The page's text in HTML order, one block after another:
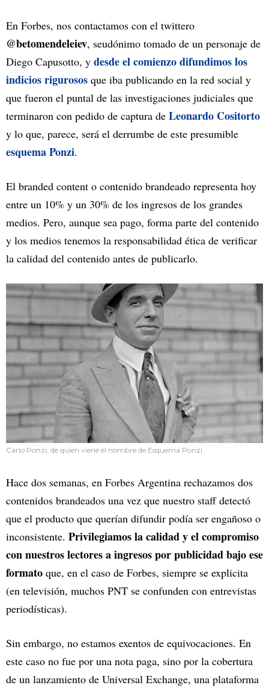
En Forbes, nos contactamos con el twittero
@betomendeleiev, seudónimo tomado de un personaje de
Diego Capusotto, y desde el comienzo difundimos los
indicios rigurosos que iba publicando en la red social y
que fueron el puntal de las investigaciones judiciales que
terminaron con pedido de captura de Leonardo Cositorto
y lo que, parece, será el derrumbe de este presumible
esquema Ponzi.
El branded content o contenido brandeado representa hoy
entre un 10% y un 30% de los ingresos de los grandes
medios. Pero, aunque sea pago, forma parte del contenido
y los medios tenemos la responsabilidad ética de verificar
la calidad del contenido antes de publicarlo.
Carlo Ponzi, de quien viene el nombre de Esquema Ponzi.
Hace dos semanas, en Forbes Argentina rechazamos dos
contenidos brandeados una vez que nuestro staff detectó
que el producto que querían difundir podía ser engañoso o
inconsistente. Privilegiamos la calidad y el compromiso
con nuestros lectores a ingresos por publicidad bajo ese
formato que, en el caso de Forbes, siempre se explicita
(en televisión, muchos PNT se confunden con entrevistas
periodísticas).
Sin embargo, no estamos exentos de equivocaciones. En
este caso no fue por una nota paga, sino por la cobertura
de un lanzamiento de Universal Exchange, una plataforma